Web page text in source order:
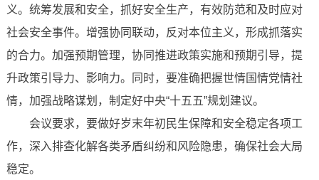
义。统筹发展和安全，抓好安全生产，有效防范和及时应对
社会安全事件。增强协同联动，反对本位主义，形成抓落实
的合力。加强预期管理，协同推进政策实施和预期引导，提
升政策引导力、影响力。同时，要准确把握世情国情党情社
情，加强战略谋划，制定好中央“十五五”规划建议。
会议要求，要做好岁末年初民生保障和安全稳定各项工
作，深入排查化解各类矛盾纠纷和风险隐患，确保社会大局
稳定。